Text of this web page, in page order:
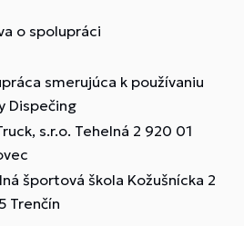
o spolupráci
smerujúca k používaniu
Dispečing
s.r.o. Tehelná 2 920 01
športová škola Kožušnícka 2
Trenčín